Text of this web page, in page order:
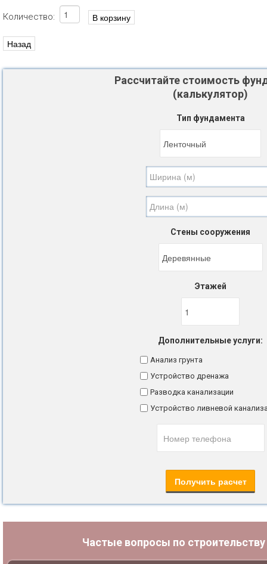
Количество:
Рассчитайте стоимость
(калькулятор)
Тип фундамента
Стены сооружения
Этажей
Дополнительные услуги:
Анализ грунта
Устройство дренажа
Разводка канализации
Устройство ливневой
Частые вопросы по